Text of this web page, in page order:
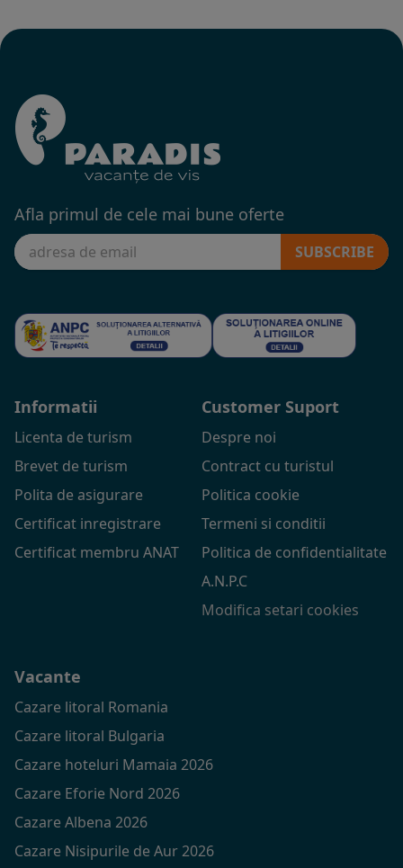
Afla primul de cele mai bune oferte
SUBSCRIBE
Informatii
Licenta de turism
Brevet de turism
Polita de asigurare
Certificat inregistrare
Certificat membru ANAT
Customer Suport
Despre noi
Contract cu turistul
Politica cookie
Termeni si conditii
Politica de confidentialitate
A.N.P.C
Modifica setari cookies
Vacante
Cazare litoral Romania
Cazare litoral Bulgaria
Cazare hoteluri Mamaia 2026
Cazare Eforie Nord 2026
Cazare Albena 2026
Cazare Nisipurile de Aur 2026